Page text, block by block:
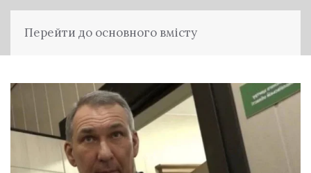
Перейти до основного вмісту